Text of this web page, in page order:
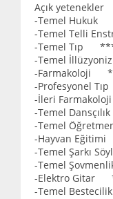
Açık yetenekler
-Temel
-Temel Telli
-Temel Tıp
-Temel
-Farmakoloji
-Profesyonel
-İleri
-Temel
-Temel
-Hayvan Eğitimi
-Temel Şarkı
-Temel
-Elektro Gitar
-Temel